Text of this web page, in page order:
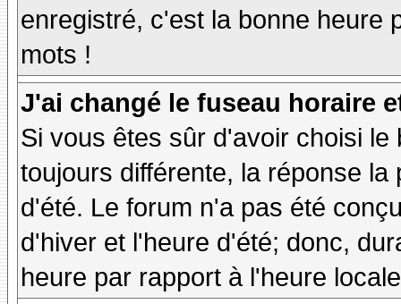
enregistré, c'est la bonne heure
mots !
J'ai changé le fuseau horaire
Si vous êtes sûr d'avoir choisi
toujours différente, la réponse
d'été. Le forum n'a pas été
d'hiver et l'heure d'été; donc,
heure par rapport à l'heure